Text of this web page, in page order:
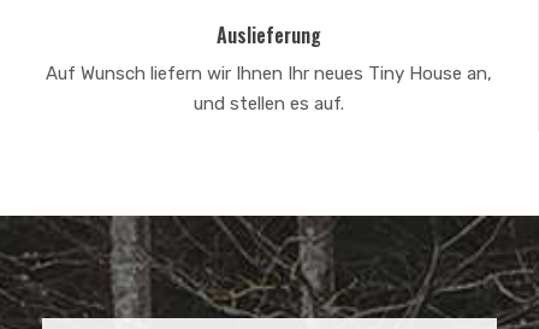
Auslieferung
Auf Wunsch liefern wir Ihnen Ihr neues Tiny House an,
und stellen es auf.